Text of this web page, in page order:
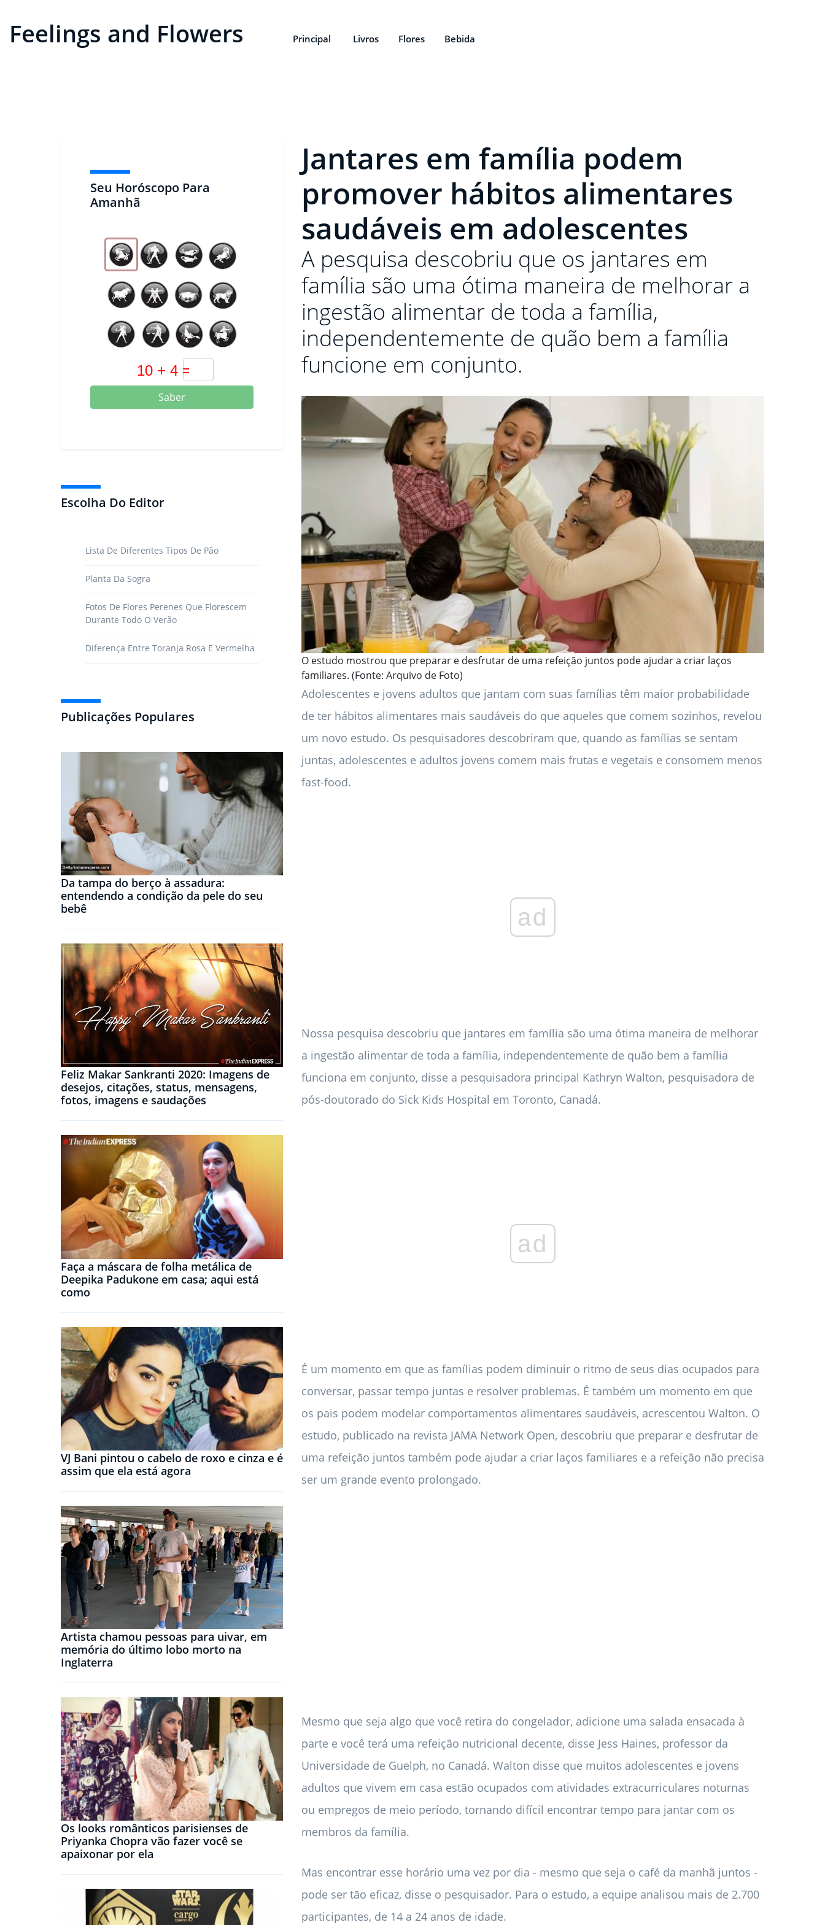
Feelings and Flowers Principal Livros Flores Bebida
Seu Horóscopo Para
Amanhã
Saber
Escolha Do Editor
Lista De Diferentes Tipos De Pão
Planta Da Sogra
Fotos De Flores Perenes Que Florescem
Durante Todo O Verão
Diferença Entre Toranja Rosa E Vermelha
Publicações Populares
Da tampa do berço à assadura:
entendendo a condição da pele do seu
bebê
Feliz Makar Sankranti 2020: Imagens de
desejos, citações, status, mensagens,
fotos, imagens e saudações
Faça a máscara de folha metálica de
Deepika Padukone em casa; aqui está
como
VJ Bani pintou o cabelo de roxo e cinza e é
assim que ela está agora
Artista chamou pessoas para uivar, em
memória do último lobo morto na
Inglaterra
Os looks românticos parisienses de
Priyanka Chopra vão fazer você se
apaixonar por ela
Jantares em família podem
promover hábitos alimentares
saudáveis ​​em adolescentes
A pesquisa descobriu que os jantares em
família são uma ótima maneira de melhorar a
ingestão alimentar de toda a família,
independentemente de quão bem a família
funcione em conjunto.
O estudo mostrou que preparar e desfrutar de uma refeição juntos pode ajudar a criar laços
familiares. (Fonte: Arquivo de Foto)
Adolescentes e jovens adultos que jantam com suas famílias têm maior probabilidade
de ter hábitos alimentares mais saudáveis ​​do que aqueles que comem sozinhos, revelou
um novo estudo. Os pesquisadores descobriram que, quando as famílias se sentam
juntas, adolescentes e adultos jovens comem mais frutas e vegetais e consomem menos
fast-food.
ad
Nossa pesquisa descobriu que jantares em família são uma ótima maneira de melhorar
a ingestão alimentar de toda a família, independentemente de quão bem a família
funciona em conjunto, disse a pesquisadora principal Kathryn Walton, pesquisadora de
pós-doutorado do Sick Kids Hospital em Toronto, Canadá.
ad
É um momento em que as famílias podem diminuir o ritmo de seus dias ocupados para
conversar, passar tempo juntas e resolver problemas. É também um momento em que
os pais podem modelar comportamentos alimentares saudáveis, acrescentou Walton. O
estudo, publicado na revista JAMA Network Open, descobriu que preparar e desfrutar de
uma refeição juntos também pode ajudar a criar laços familiares e a refeição não precisa
ser um grande evento prolongado.
Mesmo que seja algo que você retira do congelador, adicione uma salada ensacada à
parte e você terá uma refeição nutricional decente, disse Jess Haines, professor da
Universidade de Guelph, no Canadá. Walton disse que muitos adolescentes e jovens
adultos que vivem em casa estão ocupados com atividades extracurriculares noturnas
ou empregos de meio período, tornando difícil encontrar tempo para jantar com os
membros da família.
Mas encontrar esse horário uma vez por dia - mesmo que seja o café da manhã juntos -
pode ser tão eficaz, disse o pesquisador. Para o estudo, a equipe analisou mais de 2.700
participantes, de 14 a 24 anos de idade.